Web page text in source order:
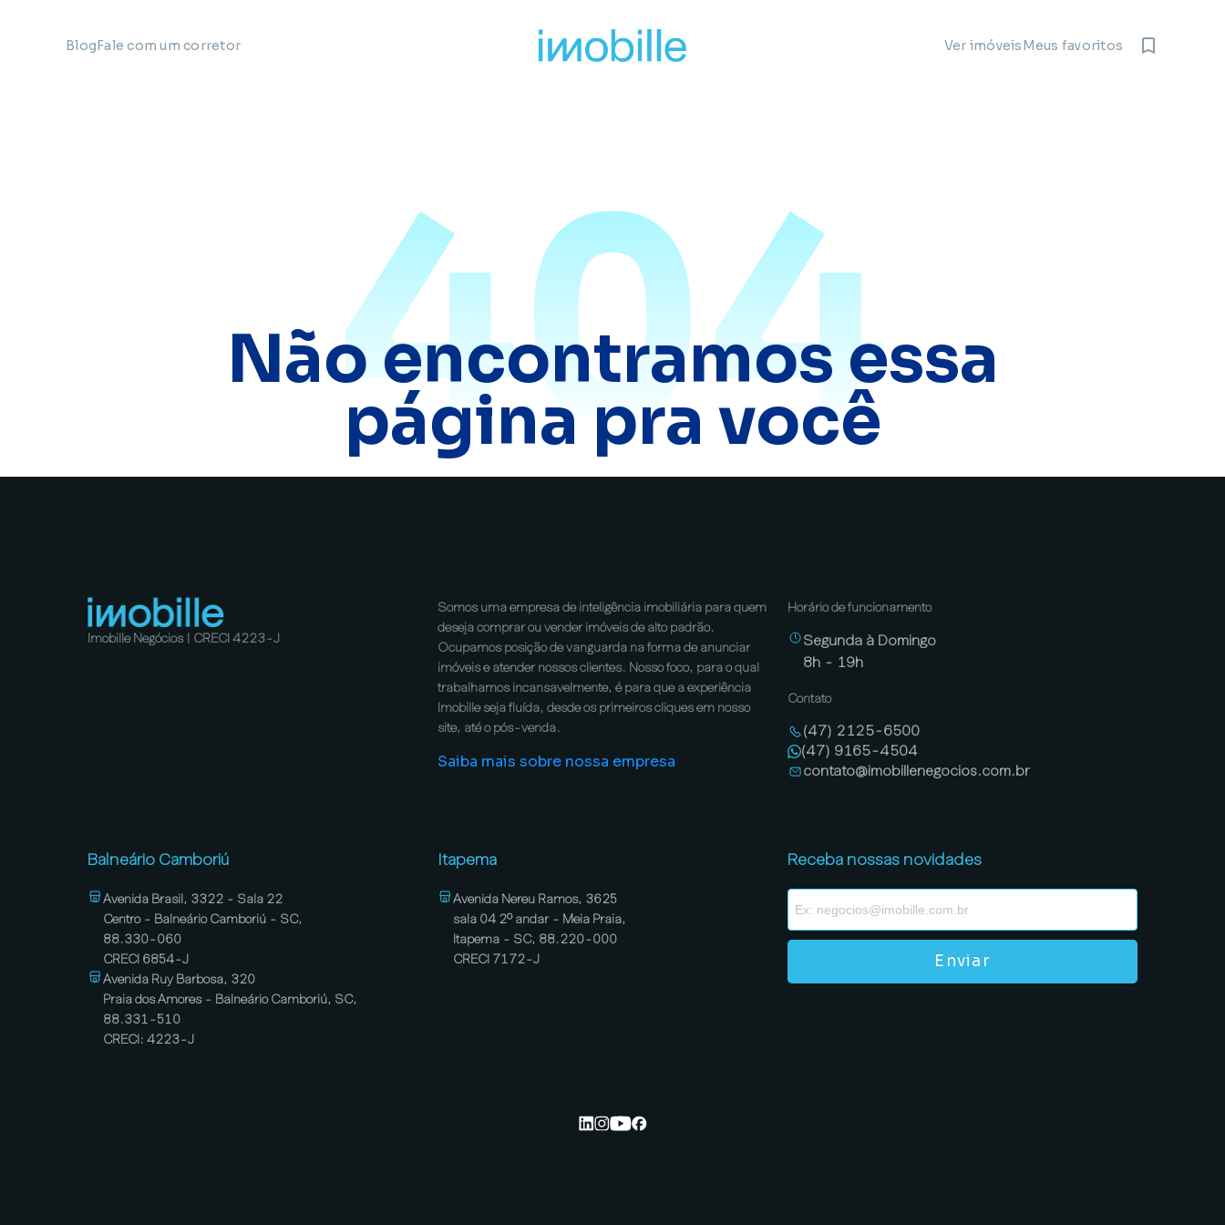
BlogFale com um corretor Ver imóveisMeus favoritos
404
Não encontramos essa
página pra você
Imobille Negócios | CRECI 4223-J
Somos uma empresa de inteligência imobiliária para quem
deseja comprar ou vender imóveis de alto padrão.
Ocupamos posição de vanguarda na forma de anunciar
imóveis e atender nossos clientes. Nosso foco, para o qual
trabalhamos incansavelmente, é para que a experiência
Imobille seja fluída, desde os primeiros cliques em nosso
site, até o pós-venda.
Saiba mais sobre nossa empresa
Horário de funcionamento
Segunda à Domingo
8h - 19h
Contato
(47) 2125-6500
(47) 9165-4504
contato@imobillenegocios.com.br
Balneário Camboriú
Avenida Brasil, 3322 - Sala 22
Centro - Balneário Camboriú - SC,
88.330-060
CRECI 6854-J
Avenida Ruy Barbosa, 320
Praia dos Amores - Balneário Camboriú, SC,
88.331-510
CRECI: 4223-J
Itapema
Avenida Nereu Ramos, 3625
sala 04 2º andar - Meia Praia,
Itapema - SC, 88.220-000
CRECI 7172-J
Receba nossas novidades
Enviar